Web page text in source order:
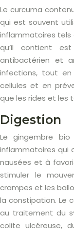
Le curcuma
qui est souvent
inflammatoires tels
qu’il contient
antibactérien et
infections, tout
cellules et en
que les rides et les
Digestion
Le gingembre
inflammatoires qui
nausées et à
stimuler le
crampes et les
la constipation. Le
au traitement du
colite ulcéreuse,